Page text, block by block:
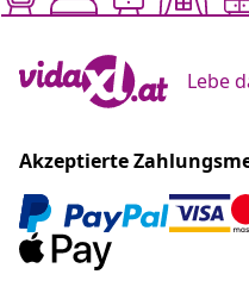
Lebe
Akzeptierte